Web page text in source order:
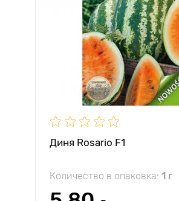
Диня Rosario F1
Количество в опаковка: 1 г